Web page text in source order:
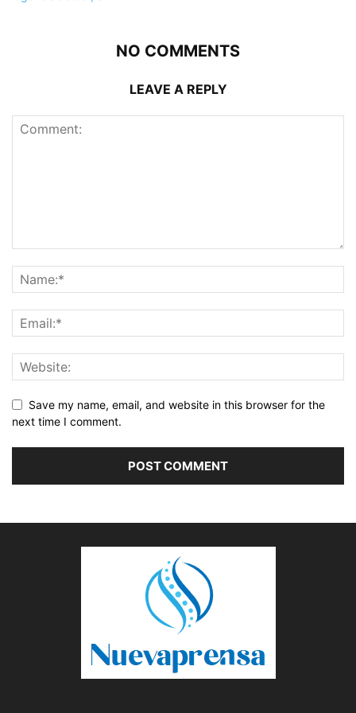
NO COMMENTS
LEAVE A REPLY
Save my name, email, and website in this browser for the
next time I comment.